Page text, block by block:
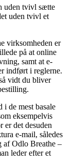
uden tvivl sætte
uden tvivl et
virksomheden er
på at online
samt at e-
indført i reglerne.
vidt du bliver
i de mest basale
eksempelvis
er det desuden
e-mail, således
af Odlo Breathe –
leder efter et